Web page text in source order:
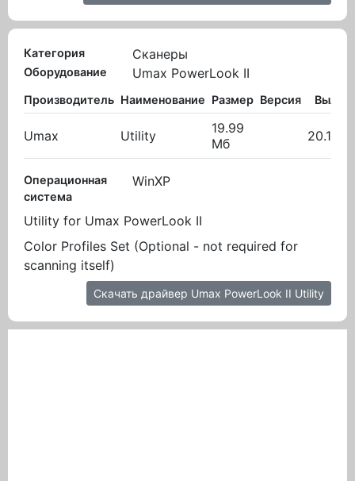
Категория Сканеры
Оборудование Umax PowerLook II
Производитель Наименование Размер Версия
Umax Utility
19.99
Мб
Операционная
система
WinXP
Utility for Umax PowerLook II
Color Profiles Set (Optional - not required for
scanning itself)
Скачать драйвер Umax PowerLook II Utility